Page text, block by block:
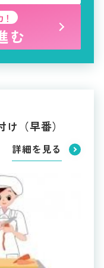
む
（早番）
詳細を見る